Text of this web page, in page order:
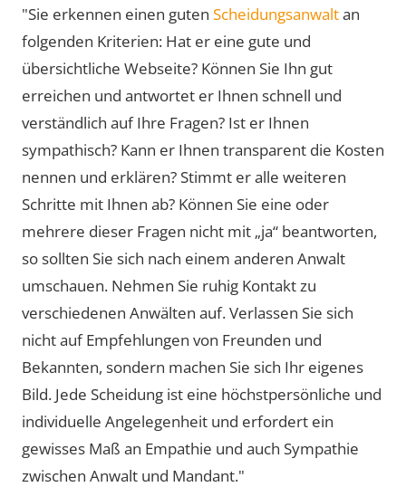
"Sie erkennen einen guten Scheidungsanwaltan
folgenden Kriterien: Hat er eine gute und
übersichtliche Webseite? Können Sie Ihn gut
erreichen und antwortet er Ihnen schnell und
verständlich auf Ihre Fragen? Ist er Ihnen
sympathisch? Kann er Ihnen transparent die Kosten
nennen und erklären? Stimmt er alle weiteren
Schritte mit Ihnen ab? Können Sie eine oder
mehrere dieser Fragen nicht mit „ja“ beantworten,
so sollten Sie sich nach einem anderen Anwalt
umschauen. Nehmen Sie ruhig Kontakt zu
verschiedenen Anwälten auf. Verlassen Sie sich
nicht auf Empfehlungen von Freunden und
Bekannten, sondern machen Sie sich Ihr eigenes
Bild. Jede Scheidung ist eine höchstpersönliche und
individuelle Angelegenheit und erfordert ein
gewisses Maß an Empathie und auch Sympathie
zwischen Anwalt und Mandant."